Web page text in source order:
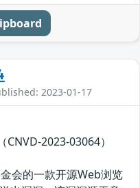
2023-01-17
2023-03064）
会的一款开源Web浏览